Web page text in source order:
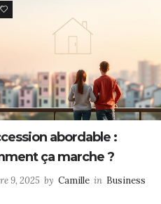
0
abordable :
ça marche ?
9, 2025 by Camille in Business